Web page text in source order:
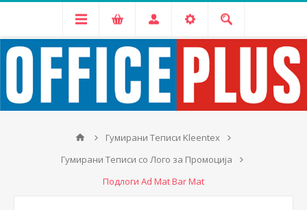
Гумирани Теписи Kleentex
Гумирани Теписи со Лого за Промоција
Подлоги Ad Mat Bar Mat